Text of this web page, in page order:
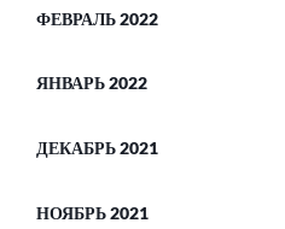
ФЕВРАЛЬ 2022
ЯНВАРЬ 2022
ДЕКАБРЬ 2021
НОЯБРЬ 2021